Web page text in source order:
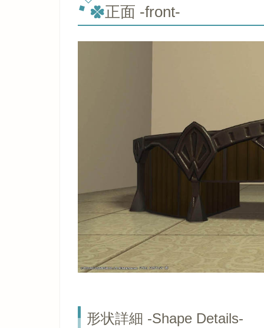
正面 -front-
形状詳細 -Shape Details-